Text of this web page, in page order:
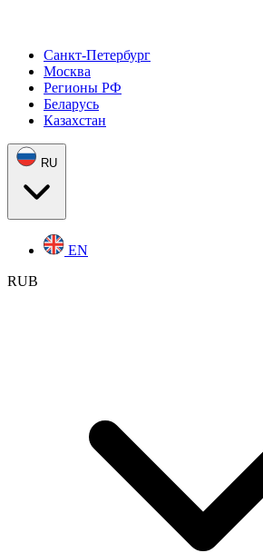
Санкт-Петербург
Москва
Регионы РФ
Беларусь
Казахстан
RU
EN
RUB